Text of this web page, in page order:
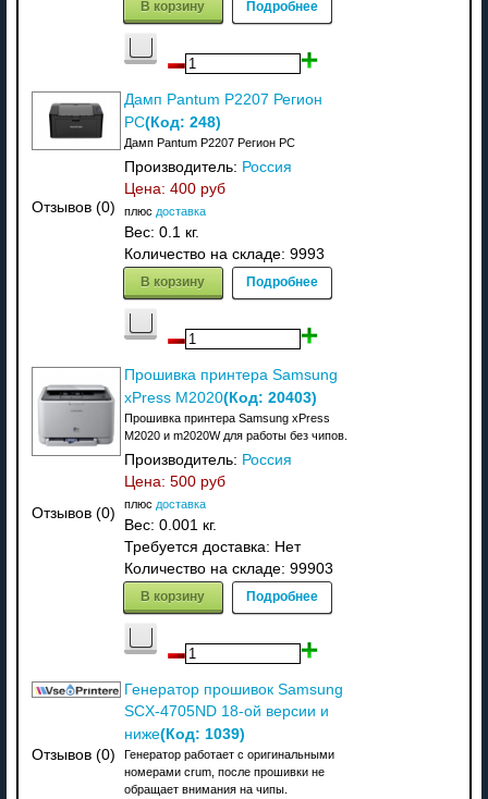
В корзину Подробнее
Отзывов (0)
Дамп Pantum P2207 Регион
PC(Код: 248)
Дамп Pantum P2207 Регион PC
Производитель: Россия
Цена: 400 руб
плюс доставка
Вес: 0.1 кг.
Количество на складе: 9993
В корзину Подробнее
Отзывов (0)
Прошивка принтера Samsung
xPress M2020(Код: 20403)
Прошивка принтера Samsung xPress
M2020 и m2020W для работы без чипов.
Производитель: Россия
Цена: 500 руб
плюс доставка
Вес: 0.001 кг.
Требуется доставка: Нет
Количество на складе: 99903
В корзину Подробнее
Отзывов (0)
Генератор прошивок Samsung
SCX-4705ND 18-ой версии и
ниже(Код: 1039)
Генератор работает с оригинальными
номерами crum, после прошивки не
обращает внимания на чипы.